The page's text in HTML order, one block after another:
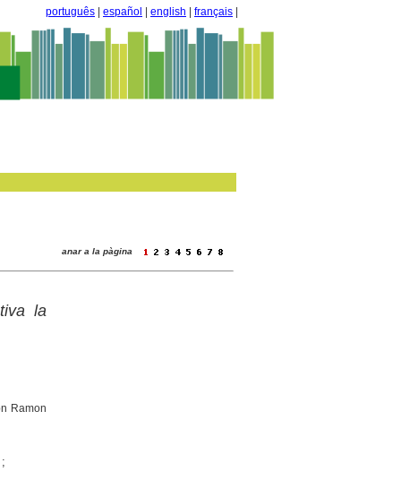
português español english français
anar a la pàgina
la
Ramon
;